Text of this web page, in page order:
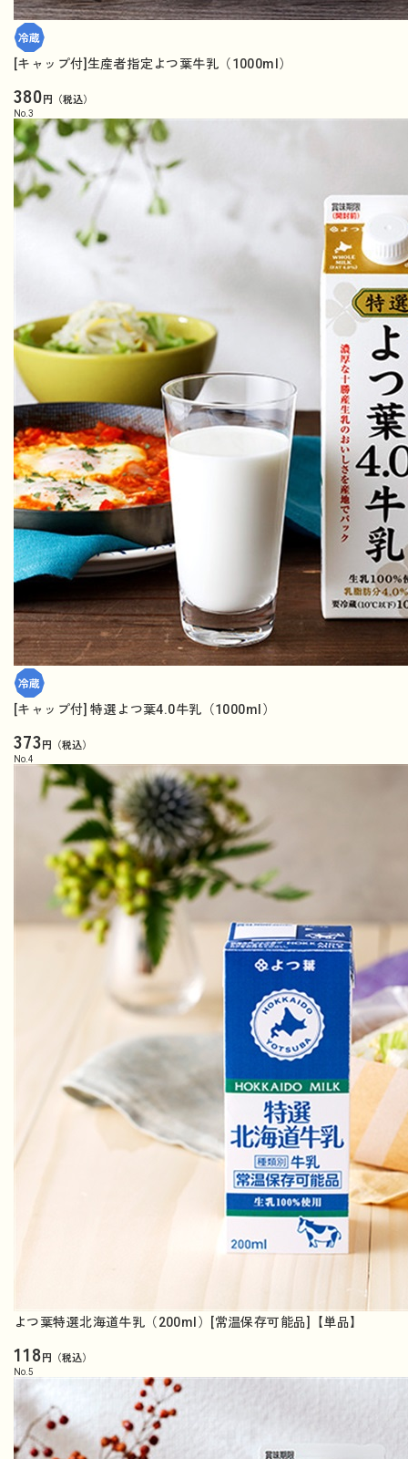
[キャップ付]生産者指定よつ葉牛乳（1000ml）
380円（税込）
No. 3
[キャップ付] 特選よつ葉4.0牛乳（1000ml）
373円（税込）
No. 4
よつ葉特選北海道牛乳（200ml）[常温保存可能品]【単品】
118円（税込）
No. 5